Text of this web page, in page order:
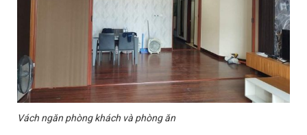
Vách ngăn phòng khách và phòng ăn